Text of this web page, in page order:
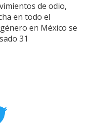
de odio,
en todo el
en México se
31